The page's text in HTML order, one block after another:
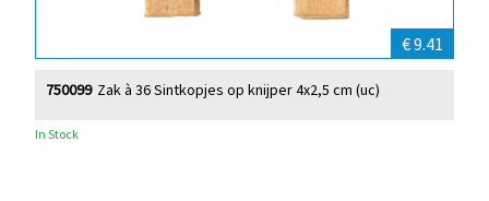
€ 9.41
Zak à 36 Sintkopjes op knijper 4x2,5 cm (uc)
750099
In Stock